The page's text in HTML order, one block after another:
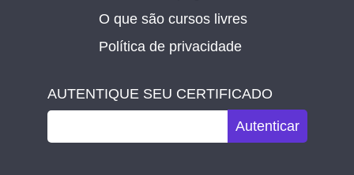
O que são cursos livres
Política de privacidade
AUTENTIQUE SEU CERTIFICADO
Autenticar